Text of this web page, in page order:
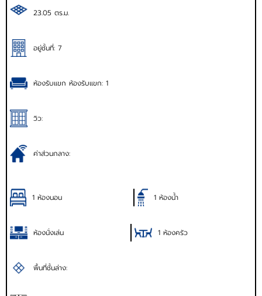
23.05 ตร.ม.
อยู่ชั้นที่: 7
ห้องรับแขก ห้องรับแขก: 1
วิว:
ค่าส่วนกลาง:
1 ห้องนอน 1 ห้องน้ำ
ห้องนั่งเล่น 1 ห้องครัว
พื้นที่ชั้นล่าง: